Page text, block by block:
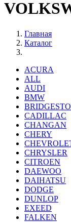
Главная
Каталог
ACURA
ALL
AUDI
BMW
CADILLAC
CHANGAN
CHERY
CHRYSLER
CITROEN
DAEWOO
DAIHATSU
DODGE
DUNLOP
EXEED
FALKEN